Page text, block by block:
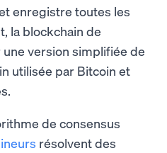
enregistre toutes les
la blockchain de
version simplifiée de
utilisée par Bitcoin et
de consensus
résolvent des